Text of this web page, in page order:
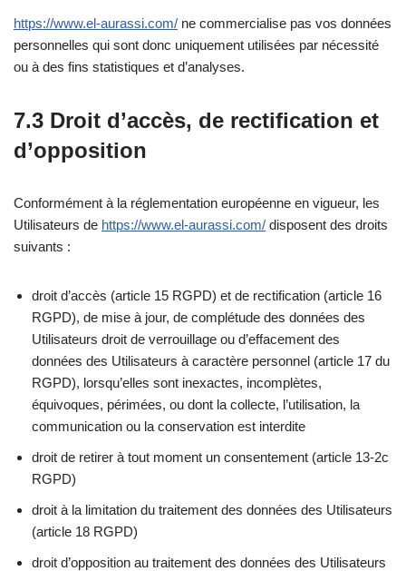
https://www.el-aurassi.com/ ne commercialise pas vos données
personnelles qui sont donc uniquement utilisées par nécessité
ou à des fins statistiques et d’analyses.
7.3 Droit d’accès, de rectification et
d’opposition
Conformément à la réglementation européenne en vigueur, les
Utilisateurs de https://www.el-aurassi.com/ disposent des droits
suivants :
droit d’accès (article 15 RGPD) et de rectification (article 16
RGPD), de mise à jour, de complétude des données des
Utilisateurs droit de verrouillage ou d’effacement des
données des Utilisateurs à caractère personnel (article 17 du
RGPD), lorsqu’elles sont inexactes, incomplètes,
équivoques, périmées, ou dont la collecte, l’utilisation, la
communication ou la conservation est interdite
droit de retirer à tout moment un consentement (article 13-2c
RGPD)
droit à la limitation du traitement des données des Utilisateurs
(article 18 RGPD)
droit d’opposition au traitement des données des Utilisateurs